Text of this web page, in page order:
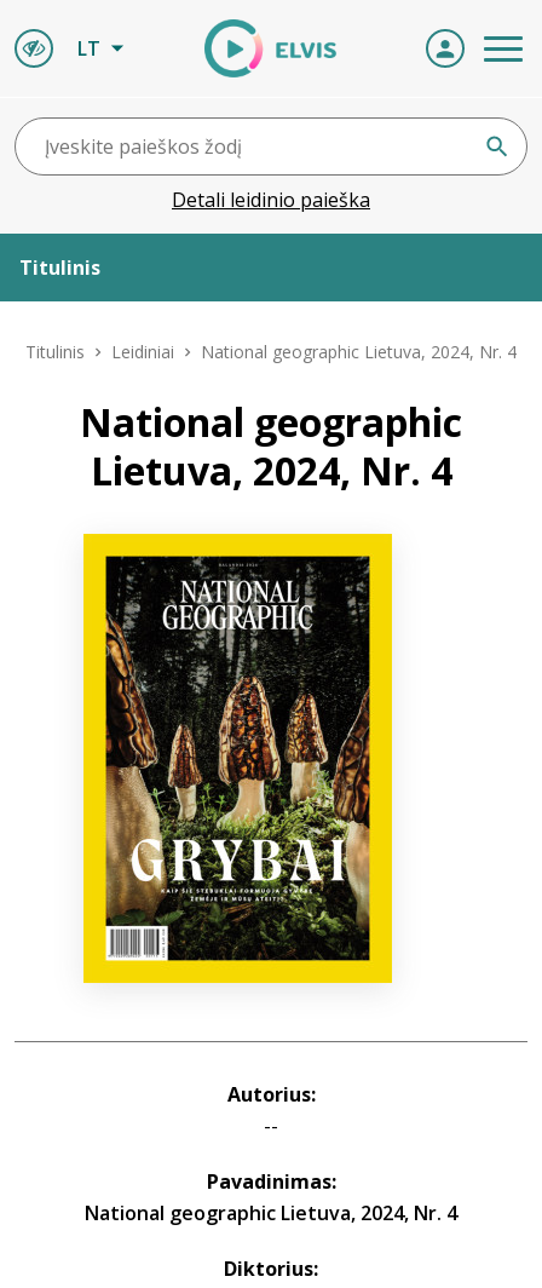
LT
Detali leidinio paieška
Titulinis
Leidiniai
ELVIS atvyksta
Naujienos
Bibliotekoms
Titulinis Leidiniai National geographic Lietuva, 2024, Nr. 4
National geographic
Lietuva, 2024, Nr. 4
Autorius:
--
Pavadinimas:
National geographic Lietuva, 2024, Nr. 4
Diktorius: